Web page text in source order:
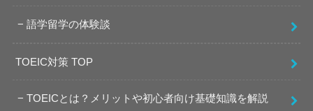
語学留学の体験談
TOEIC対策 TOP
TOEICとは？メリットや初心者向け基礎知識を解説